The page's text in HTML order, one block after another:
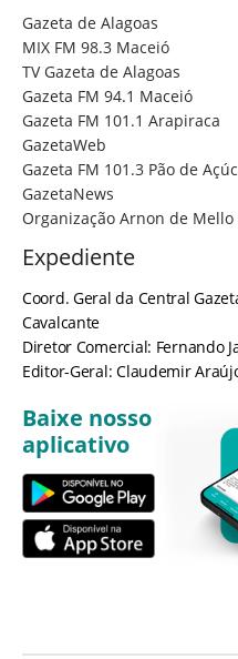
Gazeta de Alagoas
MIX FM 98.3 Maceió
TV Gazeta de Alagoas
Gazeta FM 94.1 Maceió
Gazeta FM 101.1 Arapiraca
GazetaWeb
Gazeta FM 101.3 Pão de
GazetaNews
Organização Arnon de Mello
Expediente
Coord. Geral da Central
Cavalcante
Diretor Comercial: Fernando
Editor-Geral: Claudemir
Baixe nosso
aplicativo